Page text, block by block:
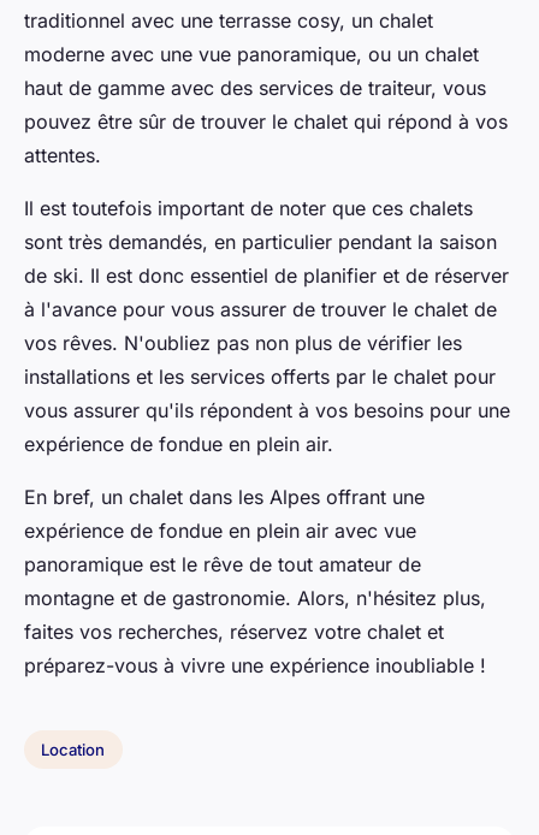
traditionnel avec une terrasse cosy, un chalet
moderne avec une vue panoramique, ou un chalet
haut de gamme avec des services de traiteur, vous
pouvez être sûr de trouver le chalet qui répond à vos
attentes.
Il est toutefois important de noter que ces chalets
sont très demandés, en particulier pendant la saison
de ski. Il est donc essentiel de planifier et de réserver
à l'avance pour vous assurer de trouver le chalet de
vos rêves. N'oubliez pas non plus de vérifier les
installations et les services offerts par le chalet pour
vous assurer qu'ils répondent à vos besoins pour une
expérience de fondue en plein air.
En bref, un chalet dans les Alpes offrant une
expérience de fondue en plein air avec vue
panoramique est le rêve de tout amateur de
montagne et de gastronomie. Alors, n'hésitez plus,
faites vos recherches, réservez votre chalet et
préparez-vous à vivre une expérience inoubliable !
Location